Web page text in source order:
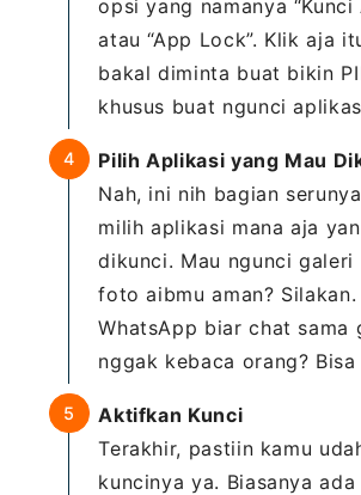
opsi yang namanya “Kunci
atau “App Lock”. Klik aja
bakal diminta buat bikin
khusus buat ngunci
Pilih Aplikasi yang Mau
Nah, ini nih bagian
milih aplikasi mana aja
dikunci. Mau ngunci
foto aibmu aman?
WhatsApp biar chat sama
nggak kebaca orang?
Aktifkan Kunci
Terakhir, pastiin kamu
kuncinya ya. Biasanya